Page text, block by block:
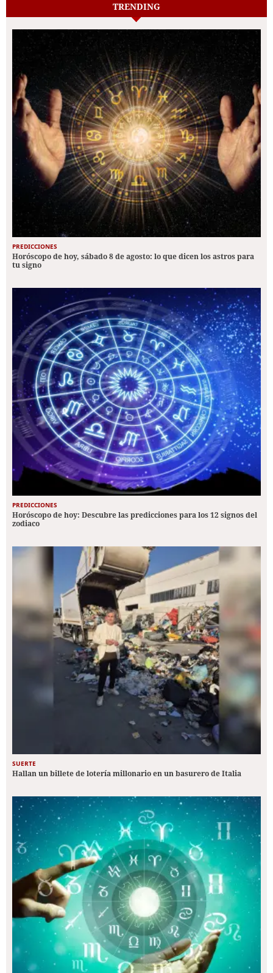
TRENDING
PREDICCIONES
Horóscopo de hoy, sábado 8 de agosto: lo que dicen los astros para
tu signo
PREDICCIONES
Horóscopo de hoy: Descubre las predicciones para los 12 signos del
zodiaco
SUERTE
Hallan un billete de lotería millonario en un basurero de Italia